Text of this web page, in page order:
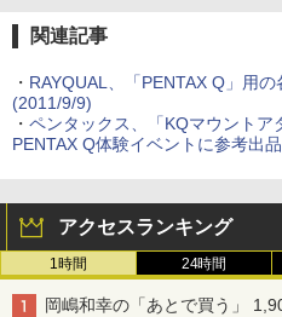
関連記事
・ RAYQUAL、「PENTAX Q」用
(2011/9/9)
・ ペンタックス、「KQマウントア
PENTAX Q体験イベントに参考出
アクセスランキング
1時間 24時間
岡嶋和幸の「あとで買う」